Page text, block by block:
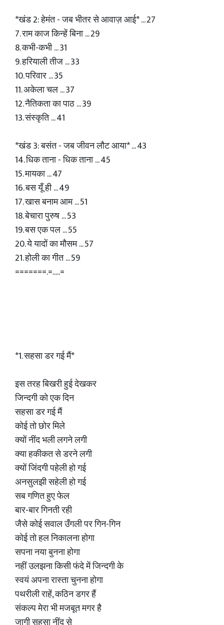
*खंड 2: हेमंत - जब भीतर से आवाज़ आई* ... 27
7. राम काज किन्हें बिना ... 29
8. कभी-कभी ... 31
9. हरियाली तीज ... 33
10. परिवार ... 35
11. अकेला चल ... 37
12. नैतिकता का पाठ ... 39
13. संस्कृति ... 41
*खंड 3: बसंत - जब जीवन लौट आया* ... 43
14. धिक ताना - धिक ताना ... 45
15. मायका ... 47
16. बस यूँ ही ... 49
17. खास बनाम आम ... 51
18. बेचारा पुरुष ... 53
19. बस एक पल ... 55
20. ये यादों का मौसम ... 57
21. होली का गीत ... 59
=======.=.....=
*1. सहसा डर गई मैं*
इस तरह बिखरी हुई देखकर
जिन्दगी को एक दिन
सहसा डर गई मैं
कोई तो छोर मिले
क्यों नींद भली लगने लगी
क्या हकीकत से डरने लगी
क्यों जिंदगी पहेली हो गई
अनसुलझी सहेली हो गई
सब गणित हुए फेल
बार-बार गिनती रही
जैसे कोई सवाल उँगली पर गिन-गिन
कोई तो हल निकालना होगा
सपना नया बुनना होगा
नहीं उलझना किसी फंदे में जिन्दगी के
स्वयं अपना रास्ता चुनना होगा
पथरीली राहें, कठिन डगर हैं
संकल्प मेरा भी मजबूत मगर है